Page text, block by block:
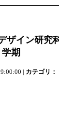
ザイン研究
学期
| カテゴリ：